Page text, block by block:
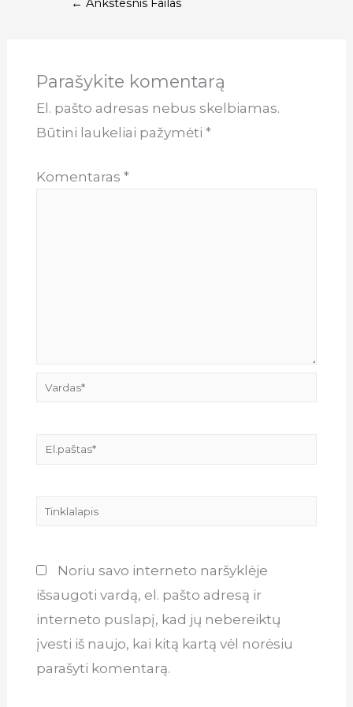
← Ankstesnis Failas
Parašykite komentarą
El. pašto adresas nebus skelbiamas.
Būtini laukeliai pažymėti *
Komentaras *
Vardas*
El.paštas*
Tinklalapis
Noriu savo interneto naršyklėje
išsaugoti vardą, el. pašto adresą ir
interneto puslapį, kad jų nebereiktų
įvesti iš naujo, kai kitą kartą vėl norėsiu
parašyti komentarą.